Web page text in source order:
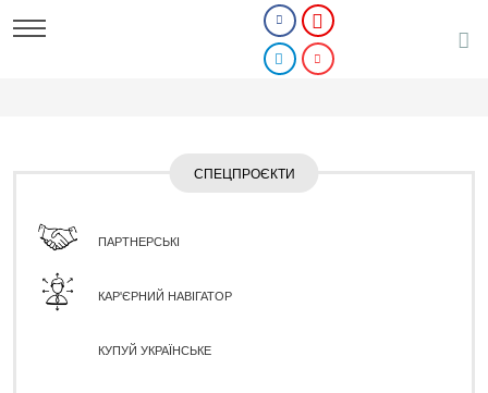
СПЕЦПРОЄКТИ
ПАРТНЕРСЬКІ
КАР'ЄРНИЙ НАВІГАТОР
КУПУЙ УКРАЇНСЬКЕ